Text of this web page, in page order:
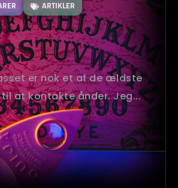
ARTIKLER
er nok et af de ældste
at kontakte ånder. Jeg...